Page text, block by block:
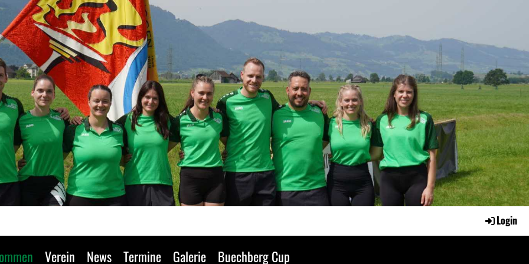
Login
Verein News Termine Galerie Buechberg Cup